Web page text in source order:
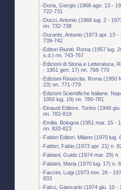
Doria, Giorgio (1968 ago. 13 -
722-731
Ducci, Antonio (1966 lug. 2 -
nn. 732-738
Durante, Antonio (1973 apr. 13 -
739-742
Editori Riuniti. Roma (1957 lug.
s.d.) nn. 743-767
Edizioni di Storia e Letteratura.
- 1951 gen. 17) nn. 768-770
Edizioni Rinascita. Roma (1950
23) nn. 771-779
Edizioni Scientifiche Italiane.
1950 lug. 19) nn. 780-781
Einaudi Editore. Torino (1949
nn. 782-819
Emilia. Bologna (1951 mar. 15 -
nn. 820-823
Fabbri Editori. Milano (1970 lug.
Fabbri, Fabio (1973 apr. 21) n.
Fabiani, Guido (1974 mar. 29) n.
Fabiani, Maria (1970 lug. 17) n.
Faccini, Luigi (1973 nov. 26 -
833
Falco, Giancarlo (1974 giu. 10 -